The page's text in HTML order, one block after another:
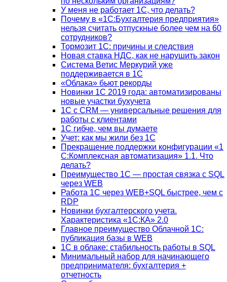
У меня не работает 1С, что делать?
Почему в «1С:Бухгалтерия предприятия»
нельзя считать отпускные более чем на 60
сотрудников?
Тормозит 1C: причины и следствия
Новая ставка НДС, как не нарушить закон
Система Ветис Меркурий уже
поддерживается в 1С
«Облака» бьют рекорды
Новинки 1С 2019 года: автоматизированы
новые участки бухучета
1С с CRM — универсальные решения для
работы с клиентами
1С гибче, чем вы думаете
Учет: как мы жили без 1С
Прекращение поддержки конфигурации «1
С:Комплексная автоматизация» 1.1. Что
делать?
Преимущество 1С — простая связка с SQL
через WEB
Работа 1С через WEB+SQL быстрее, чем с
RDP
Новинки бухгалтерского учета.
Характеристика «1С:КА» 2.0
Главное преимущество Облачной 1С:
публикация базы в WEB
1С в облаке: стабильность работы в SQL
Минимальный набор для начинающего
предпринимателя: бухгалтерия +
отчетность